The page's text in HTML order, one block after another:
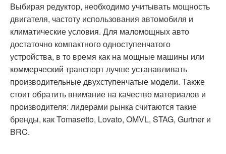
Выбирая редуктор, необходимо учитывать мощность
двигателя, частоту использования автомобиля и
климатические условия. Для маломощных авто
достаточно компактного одноступенчатого
устройства, в то время как на мощные машины или
коммерческий транспорт лучше устанавливать
производительные двухступенчатые модели. Также
стоит обратить внимание на качество материалов и
производителя: лидерами рынка считаются такие
бренды, как Tomasetto, Lovato, OMVL, STAG, Gurtner и
BRC.